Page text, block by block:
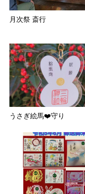
月次祭 斎行
うさぎ絵馬❤️守り